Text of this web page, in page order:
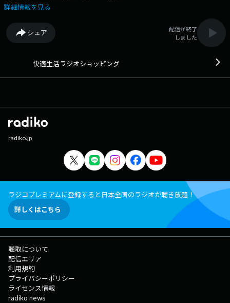
詳細情報を見る
シェア
配信が終了
しました
快適生活ラジオショッピング
radiko.jp
ラジコプレミアムに登録すると日本全国のラジオが聴き放題！
詳しくはこちら
聴取について
配信エリア
利用規約
プライバシーポリシー
ライセンス情報
radiko news